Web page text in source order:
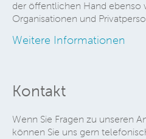
der öffentlichen Hand ebenso
Organisationen und
Weitere Informationen
Kontakt
Wenn Sie Fragen zu unseren
können Sie uns gern